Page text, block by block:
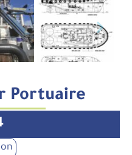
Portuaire